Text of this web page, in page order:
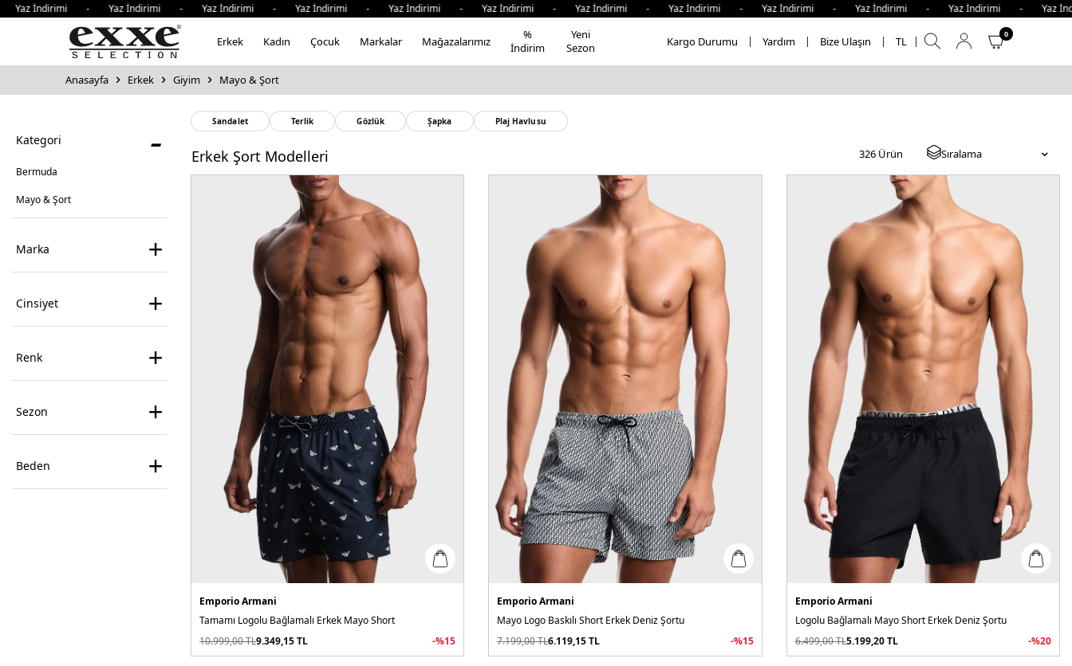
- Yaz İndirimi - Yaz İndirimi - Yaz İndirimi - Yaz İndirimi - Yaz İndirimi - Yaz İndirimi - Yaz İndirimi - Yaz İndirimi - Yaz İndirimi - Yaz İndirimi - Yaz
Erkek Kadın Çocuk Markalar Mağazalarımız
%
İndirim
Yeni
Sezon
Kargo Durumu Yardım Bize Ulaşın TL
0
Anasayfa Erkek Giyim Mayo & Şort
Kategori -
Bermuda
Mayo & Şort
Cinsiyet +
Renk +
Sezon +
Marka +
Beden +
Sandalet Terlik Gözlük Şapka Plaj Havlusu
Erkek Şort Modelleri 326 Ürün Sıralama
Emporio Armani
Tamamı Logolu Bağlamalı Erkek Mayo Short
10.999,00TL9.349,15TL -%15
Emporio Armani
Mayo Logo Baskılı Short Erkek Deniz Şortu
7.199,00TL6.119,15TL -%15
Emporio Armani
Logolu Bağlamalı Mayo Short Erkek Deniz Şortu
6.499,00TL5.199,20TL -%20